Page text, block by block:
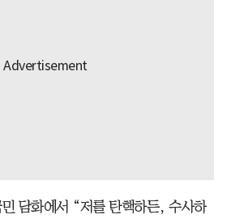
담화에서 “저를 탄핵하든, 수사하